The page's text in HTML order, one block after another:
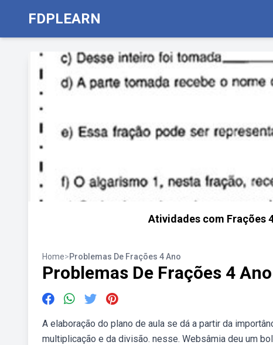
FDPLEARN
Atividades com Frações
Home>Problemas De Frações 4 Ano
Problemas De Frações 4 Ano
A elaboração do plano de aula se dá a partir da
multiplicação e da divisão. nesse. Websâmia deu um